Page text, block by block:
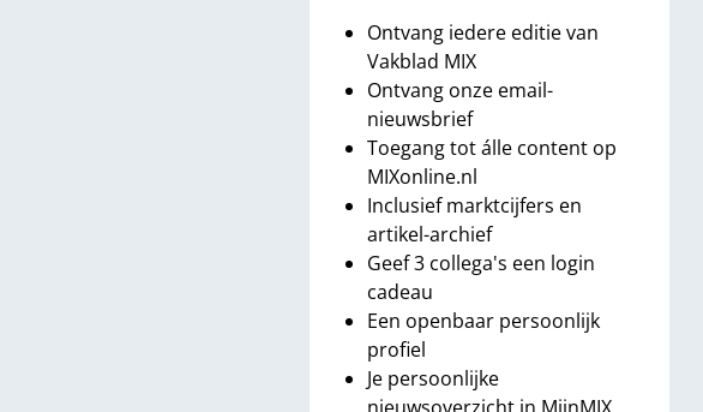
Ontvang iedere editie van
Vakblad MIX
Ontvang onze email-
nieuwsbrief
Toegang tot álle content op
MIXonline.nl
Inclusief marktcijfers en
artikel-archief
Geef 3 collega's een login
cadeau
Een openbaar persoonlijk
profiel
Je persoonlijke